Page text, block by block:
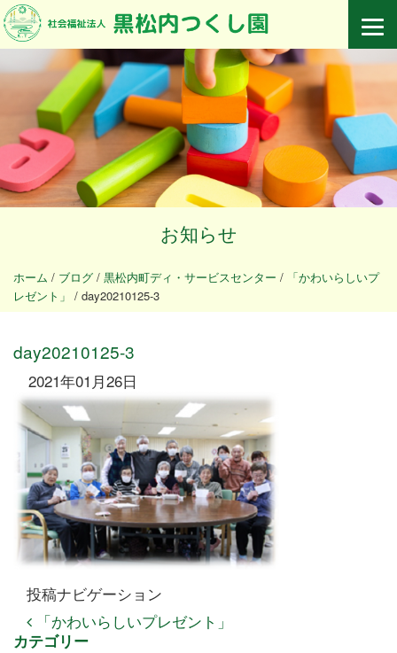
お知らせ
ホーム / ブログ / 黒松内町ディ・サービスセンター / 「かわいらしいプ
レゼント」 / day20210125-3
day20210125-3
2021年01月26日
投稿ナビゲーション
「かわいらしいプレゼント」
カテゴリー